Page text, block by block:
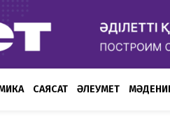
САЯСАТ ӘЛЕУМЕТ